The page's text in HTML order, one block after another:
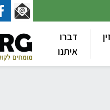
דברו
איתנו